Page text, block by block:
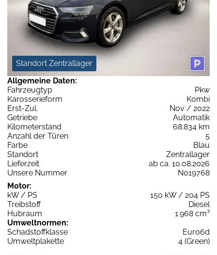
Standort Zentrallager
Allgemeine Daten:
Fahrzeugtyp
Pkw
Karosserieform
Kombi
Erst-Zul.
Nov / 2022
Getriebe
Automatik
Kilometerstand
68.834 km
Anzahl der Türen
5
Farbe
Blau
Standort
Zentrallager
Lieferzeit
ab ca. 10.08.2026
Unsere Nummer
N019768
Motor:
kW / PS
150 kW / 204 PS
Treibstoff
Diesel
Hubraum
1.968 cm³
Umweltnormen:
Schadstoffklasse
Euro6d
Umweltplakette
4 (Green)